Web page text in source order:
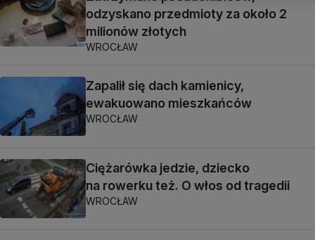
odzyskano przedmioty za około 2
milionów złotych
WROCŁAW
Zapalił się dach kamienicy,
ewakuowano mieszkańców
WROCŁAW
Ciężarówka jedzie, dziecko
na rowerku też. O włos od tragedii
WROCŁAW